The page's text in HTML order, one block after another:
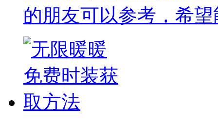
的朋友可以参考，希